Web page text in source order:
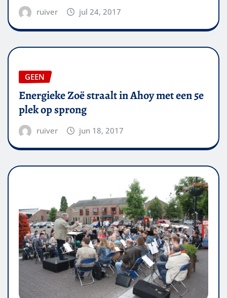
ruiver jul 24, 2017
GEEN
Energieke Zoë straalt in Ahoy met een 5e
plek op sprong
ruiver jun 18, 2017